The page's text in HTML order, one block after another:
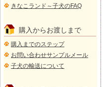
きなこランド～子犬のFAQ
購入からお渡しまで
購入までのステップ
お問い合わせサンプルメール
子犬の輸送について